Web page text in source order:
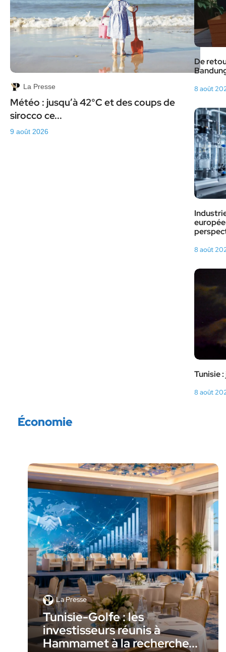
La Presse
Météo : jusqu’à 42°C et des coups de
sirocco ce...
9 août 2026
De
8 août
8 août
Tunisie
8 août
Économie
La Presse
Tunisie-Golfe : les
investisseurs réunis à
Hammamet à la recherche...